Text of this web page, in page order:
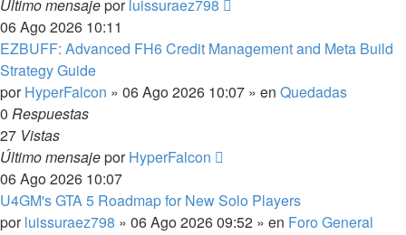
Último mensajeporluissuraez798
06 Ago 2026 10:11
EZBUFF: Advanced FH6 Credit Management and Meta Build
Strategy Guide
porHyperFalcon » 06 Ago 2026 10:07 » en Quedadas
0 Respuestas
27 Vistas
Último mensajeporHyperFalcon
06 Ago 2026 10:07
U4GM's GTA 5 Roadmap for New Solo Players
porluissuraez798 » 06 Ago 2026 09:52 » en Foro General